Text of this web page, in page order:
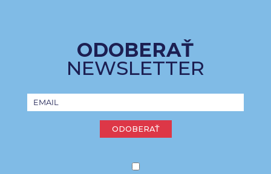
ODOBERAŤ
NEWSLETTER
ODOBERAŤ